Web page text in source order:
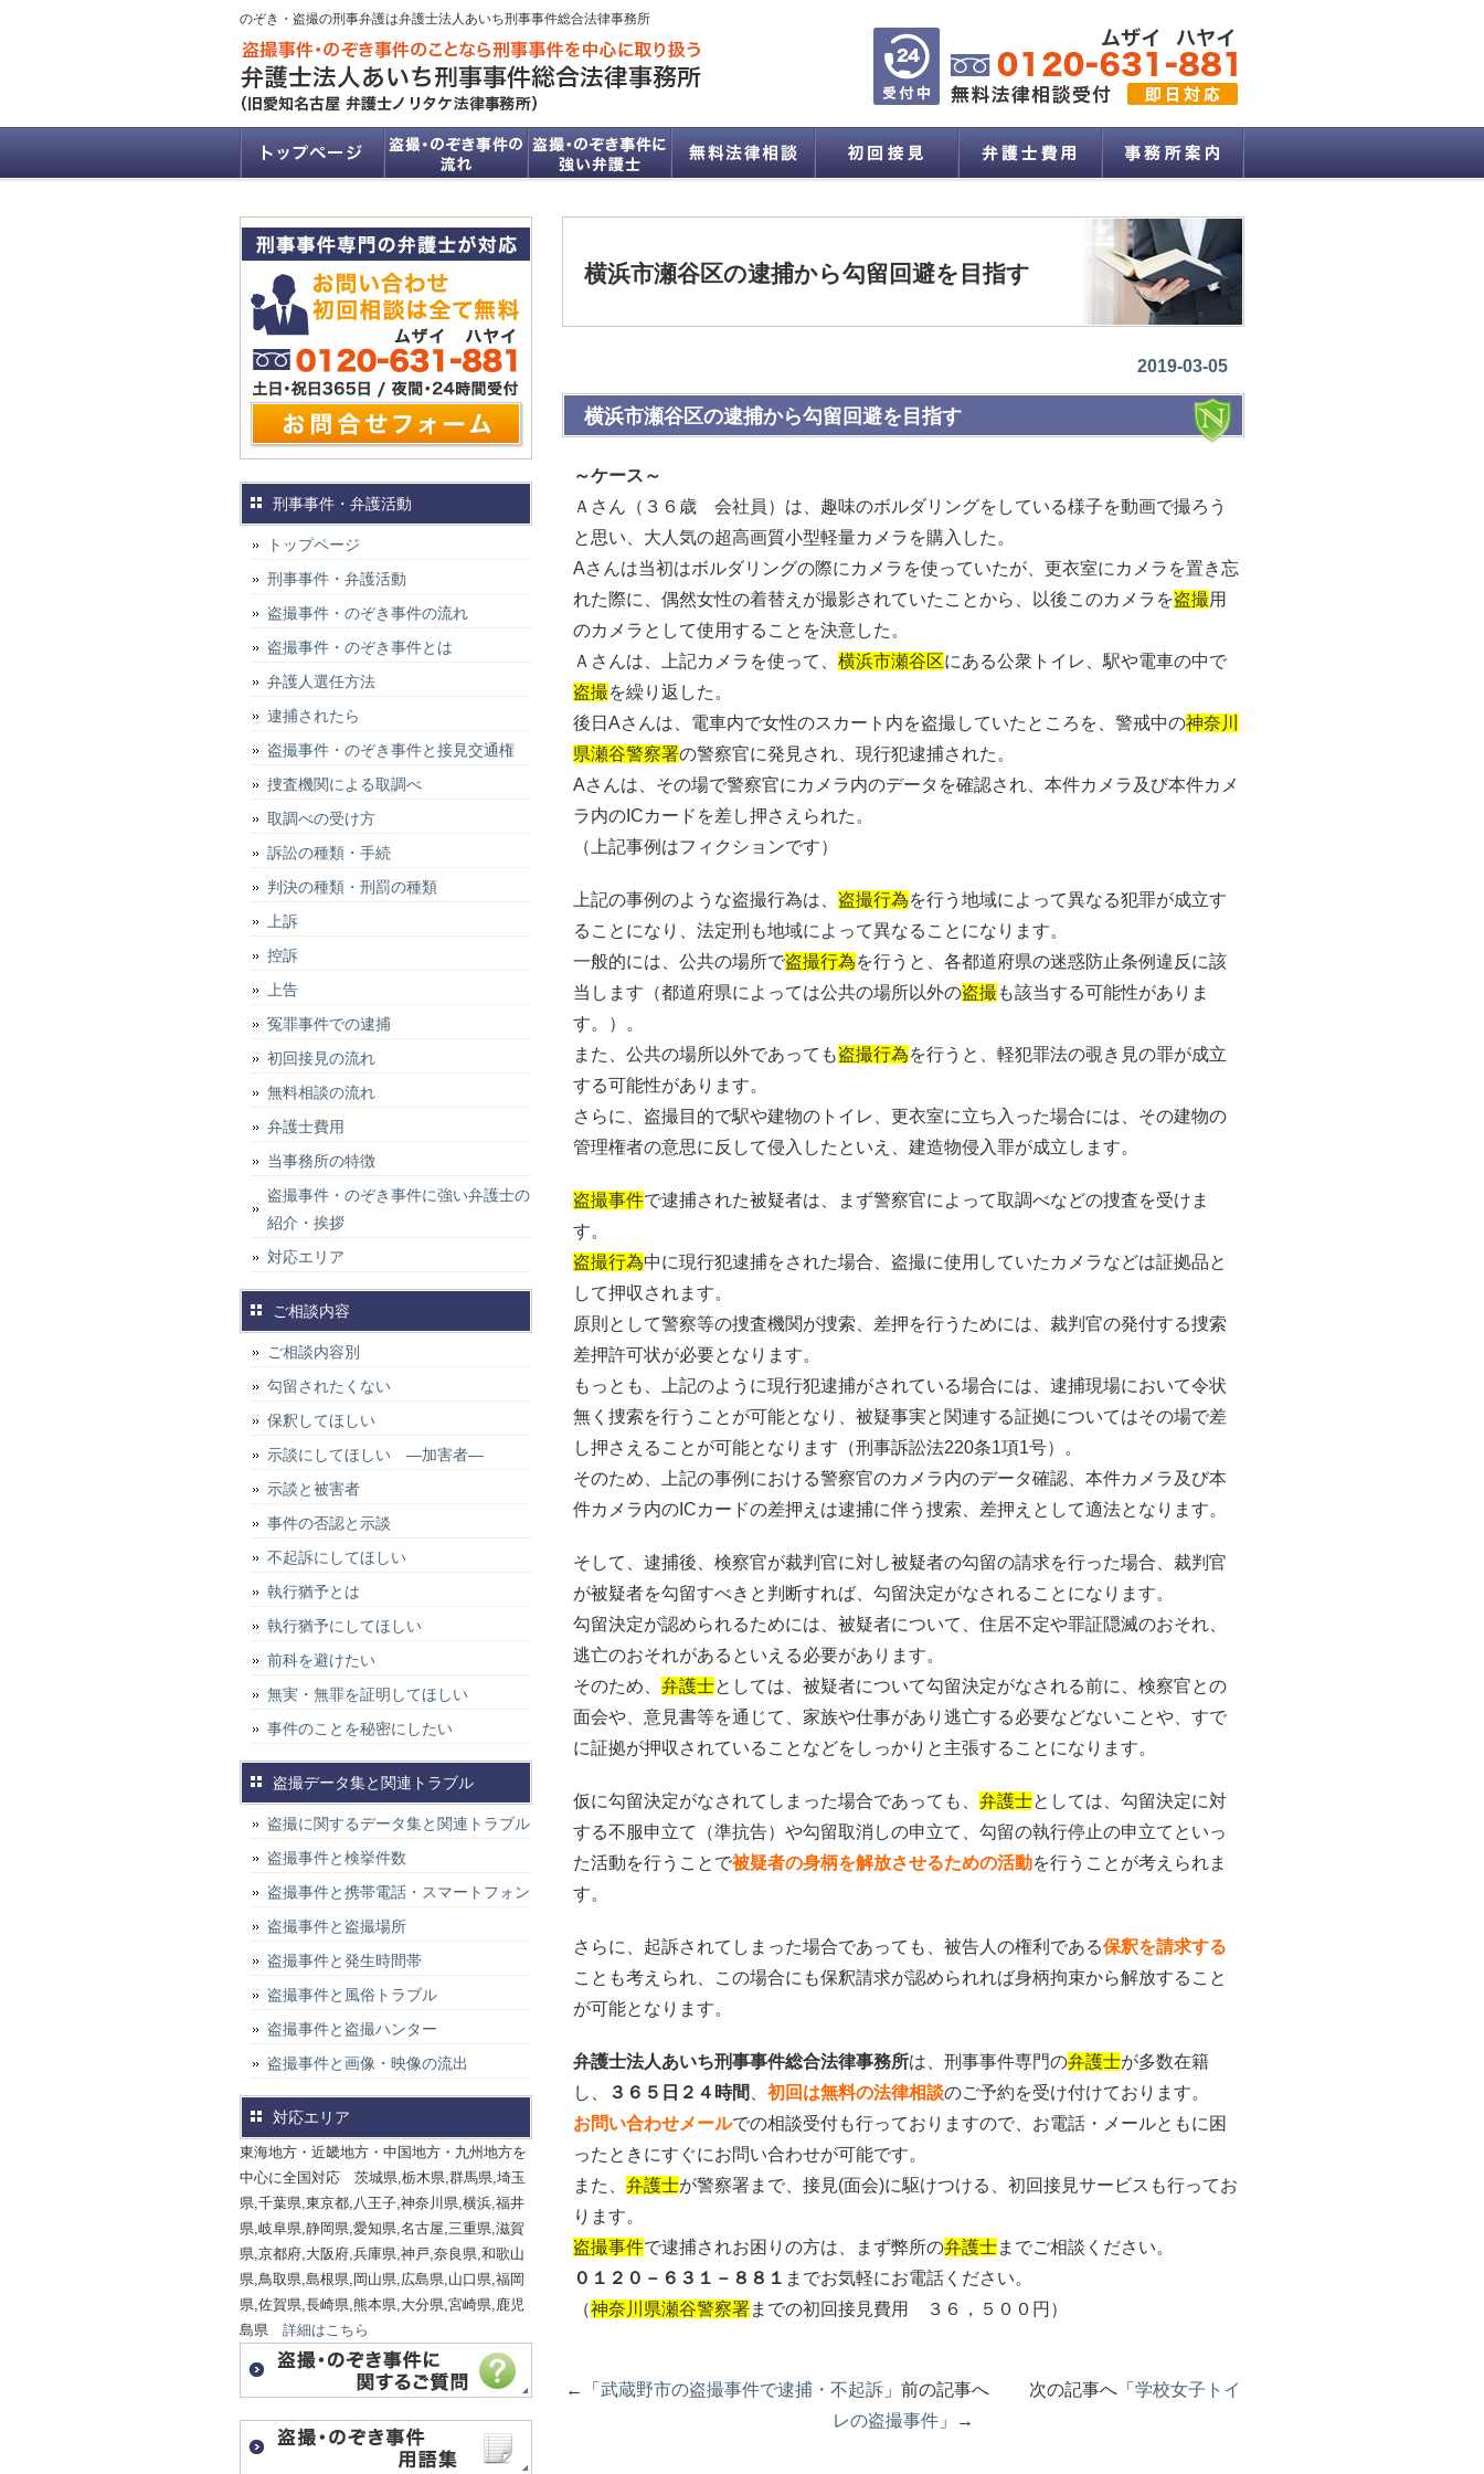
のぞき・盗撮の刑事弁護は弁護士法人あいち刑事事件総合法律事務所
横浜市瀬谷区の逮捕から勾留回避を目指す
2019-03-05
横浜市瀬谷区の逮捕から勾留回避を目指す
～ケース～
Ａさん（３６歳 会社員）は、趣味のボルダリングをしている様子を動画で撮ろう
と思い、大人気の超高画質小型軽量カメラを購入した。
Aさんは当初はボルダリングの際にカメラを使っていたが、更衣室にカメラを置き忘
れた際に、偶然女性の着替えが撮影されていたことから、以後このカメラを盗撮用
のカメラとして使用することを決意した。
Ａさんは、上記カメラを使って、 横浜市瀬谷区にある公衆トイレ、駅や電車の中で
盗撮を繰り返した。
後日Aさんは、電車内で女性のスカート内を盗撮していたところを、警戒中の神奈川
県瀬谷警察署の警察官に発見され、現行犯逮捕された。
Aさんは、その場で警察官にカメラ内のデータを確認され、本件カメラ及び本件カメ
ラ内のICカードを差し押さえられた。
（上記事例はフィクションです）
上記の事例のような盗撮行為は、 盗撮行為を行う地域によって異なる犯罪が成立す
ることになり、法定刑も地域によって異なることになります。
一般的には、公共の場所で盗撮行為を行うと、各都道府県の迷惑防止条例違反に該
当します（都道府県によっては公共の場所以外の盗撮 も該当する可能性がありま
す。）。
また、公共の場所以外であっても盗撮行為を行うと、軽犯罪法の覗き見の罪が成立
する可能性があります。
さらに、盗撮目的で駅や建物のトイレ、更衣室に立ち入った場合には、その建物の
管理権者の意思に反して侵入したといえ、建造物侵入罪が成立します。
盗撮事件で逮捕された被疑者は、まず警察官によって取調べなどの捜査を受けま
す。
盗撮行為中に現行犯逮捕をされた場合、盗撮に使用していたカメラなどは証拠品と
して押収されます。
原則として警察等の捜査機関が捜索、差押を行うためには、裁判官の発付する捜索
差押許可状が必要となります。
もっとも、上記のように現行犯逮捕がされている場合には、逮捕現場において令状
無く捜索を行うことが可能となり、被疑事実と関連する証拠についてはその場で差
し押さえることが可能となります（刑事訴訟法220条1項1号）。
そのため、上記の事例における警察官のカメラ内のデータ確認、本件カメラ及び本
件カメラ内のICカードの差押えは逮捕に伴う捜索、差押えとして適法となります。
そして、逮捕後、検察官が裁判官に対し被疑者の勾留の請求を行った場合、裁判官
が被疑者を勾留すべきと判断すれば、勾留決定がなされることになります。
勾留決定が認められるためには、被疑者について、住居不定や罪証隠滅のおそれ、
逃亡のおそれがあるといえる必要があります。
そのため、 弁護士としては、被疑者について勾留決定がなされる前に、検察官との
面会や、意見書等を通じて、家族や仕事があり逃亡する必要などないことや、すで
に証拠が押収されていることなどをしっかりと主張することになります。
仮に勾留決定がなされてしまった場合であっても、 弁護士としては、勾留決定に対
する不服申立て（準抗告）や勾留取消しの申立て、勾留の執行停止の申立てといっ
た活動を行うことで被疑者の身柄を解放させるための活動を行うことが考えられま
す。
さらに、起訴されてしまった場合であっても、被告人の権利である保釈を請求する
ことも考えられ、この場合にも保釈請求が認められれば身柄拘束から解放すること
が可能となります。
弁護士法人あいち刑事事件総合法律事務所は、刑事事件専門の弁護士が多数在籍
し、
３６５日２４時間 初回は無料の法律相談のご予約を受け付けております。
お問い合わせメールでの相談受付も行っておりますので、お電話・メールともに困
ったときにすぐにお問い合わせが可能です。
また、 弁護士が警察署まで、接見(面会)に駆けつける、初回接見サービスも行ってお
ります。
盗撮事件で逮捕されお困りの方は、まず弊所の弁護士までご相談ください。
０１２０－６３１－８８１ までお気軽にお電話ください。
（神奈川県瀬谷警察署までの初回接見費用 ３６，５００円）
←「 武蔵野市の盗撮事件で逮捕・不起訴 」前の記事へ 次の記事へ「 学校女子トイ
レの盗撮事件 」→
刑事事件・弁護活動
トップページ
刑事事件・弁護活動
盗撮事件・のぞき事件の流れ
盗撮事件・のぞき事件とは
弁護人選任方法
逮捕されたら
盗撮事件・のぞき事件と接見交通権
捜査機関による取調べ
取調べの受け方
訴訟の種類・手続
判決の種類・刑罰の種類
上訴
控訴
上告
冤罪事件での逮捕
初回接見の流れ
無料相談の流れ
弁護士費用
当事務所の特徴
盗撮事件・のぞき事件に強い弁護士の
紹介・挨拶
対応エリア
ご相談内容
ご相談内容別
勾留されたくない
保釈してほしい
示談にしてほしい ―加害者―
示談と被害者
事件の否認と示談
不起訴にしてほしい
執行猶予とは
執行猶予にしてほしい
前科を避けたい
無実・無罪を証明してほしい
事件のことを秘密にしたい
盗撮データ集と関連トラブル
盗撮に関するデータ集と関連トラブル
盗撮事件と検挙件数
盗撮事件と携帯電話・スマートフォン
盗撮事件と盗撮場所
盗撮事件と発生時間帯
盗撮事件と風俗トラブル
盗撮事件と盗撮ハンター
盗撮事件と画像・映像の流出
対応エリア
東海地方・近畿地方・中国地方・九州地方を
中心に全国対応 茨城県,栃木県,群馬県,埼玉
県,千葉県,東京都,八王子,神奈川県,横浜,福井
県,岐阜県,静岡県,愛知県,名古屋,三重県,滋賀
県,京都府,大阪府,兵庫県,神戸,奈良県,和歌山
県,鳥取県,島根県,岡山県,広島県,山口県,福岡
県,佐賀県,長崎県,熊本県,大分県,宮崎県,鹿児
島県 詳細はこちら